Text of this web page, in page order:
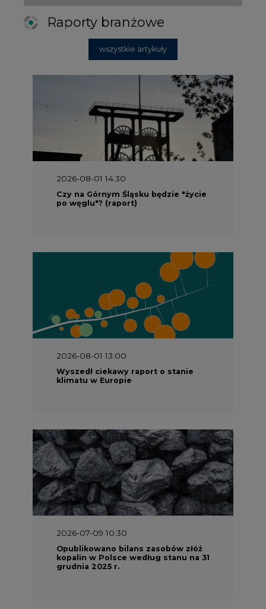
Raporty branżowe
wszystkie artykuły
2026-08-01 14:30
Czy na Górnym Śląsku będzie "życie
po węglu"? (raport)
2026-08-01 13:00
Wyszedł ciekawy raport o stanie
klimatu w Europie
2026-07-09 10:30
Opublikowano bilans zasobów złóż
kopalin w Polsce według stanu na 31
grudnia 2025 r.